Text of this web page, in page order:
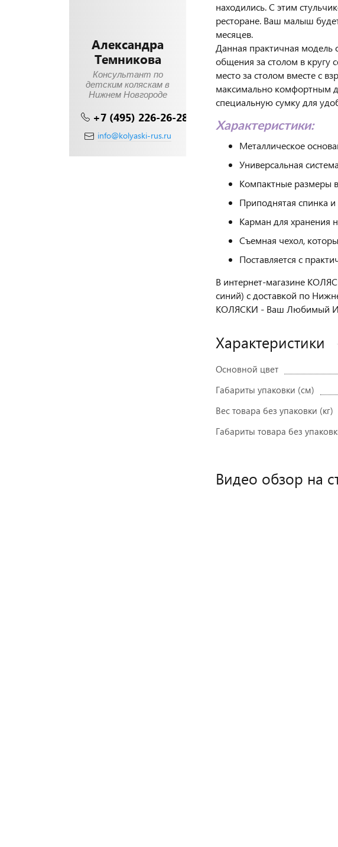
Александра
Темникова
Консультант по
детским коляскам в
Нижнем Новгороде
+7 (495) 226-26-28
info@kolyaski-rus.ru
находились. С этим
ресторане. Ваш малыш
месяцев.
Данная практичная модель
общения за столом в кругу
место за столом вместе с
максимально комфортным
специальную сумку для
Характеристики:
Металлическое
Универсальная
Компактные размеры
Приподнятая спинка
Карман для хранения
Съемная чехол,
Поставляется с
В интернет-магазине
синий) с доставкой по
КОЛЯСКИ - Ваш Любимый
Характеристики
Основной цвет
Габариты упаковки (см)
Вес товара без упаковки (кг)
Габариты товара без
Видео обзор на